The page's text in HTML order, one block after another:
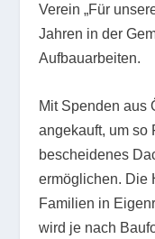
Verein „Für
Jahren in der
Aufbauarbeiten.
Mit Spenden aus
angekauft, um so
bescheidenes
ermöglichen. Die
Familien in
wird je nach